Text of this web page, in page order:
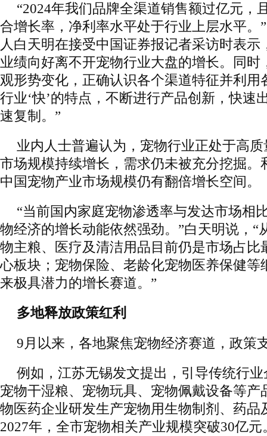
“2024年我们品牌全渠道销售额过亿元，
合增长率，净利率水平处于行业上层水平。
人白天明在接受中国证券报记者采访时表示
业绩向好离不开宠物行业大盘的增长。同时
观形势变化，正确认识各个渠道特征并利用
行业‘快’的特点，不断进行产品创新，快速
速复制。”
业内人士普遍认为，宠物行业正处于高
市场规模持续增长，需求仍未被充分挖掘。
中国宠物产业市场规模仍有翻倍增长空间。
“当前国内家庭宠物渗透率与发达市场相
物经济的增长动能依然强劲。”白天明说，“
物主粮、医疗及清洁用品目前仍是市场占比
心板块；宠物保险、老龄化宠物医养保健等
来极具潜力的增长赛道。”
多地释放政策红利
9月以来，各地聚焦宠物经济赛道，政策
例如，江苏无锡发文提出，引导传统行
宠物干湿粮、宠物玩具、宠物佩戴设备等产
物医药企业研发生产宠物用生物制剂、药品
2027年，全市宠物相关产业规模突破30亿